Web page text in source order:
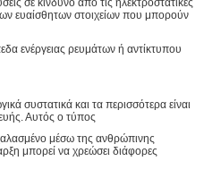
σε κίνδυνο από τις ηλεκτροστατικές
ευαίσθητων στοιχείων που μπορούν
ενέργειας ρευμάτων ή αντίκτυπου
συστατικά και τα περισσότερα είναι
Αυτός ο τύπος
μέσω της ανθρώπινης
μπορεί να χρεώσει διάφορες